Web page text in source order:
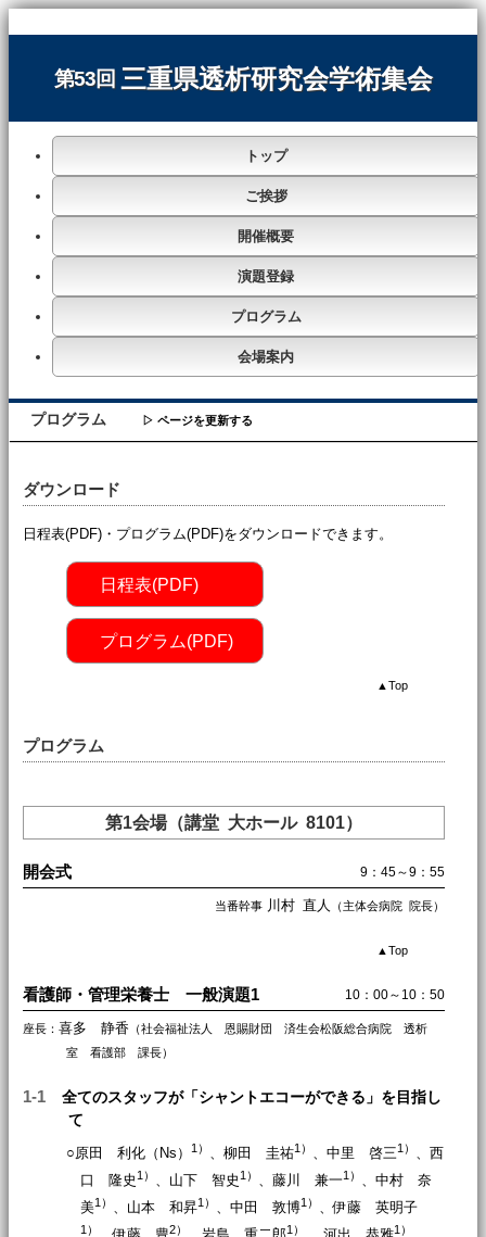
第53回 三重県透析研究会学術集会
トップ
ご挨拶
開催概要
演題登録
プログラム
会場案内
プログラム ▷ ページを更新する
ダウンロード
日程表(PDF)・プログラム(PDF)をダウンロードできます。
日程表(PDF)
プログラム(PDF)
▲Top
プログラム
第1会場（講堂 大ホール 8101）
開会式 9：45～9：55
当番幹事 川村 直人 （主体会病院 院長）
▲Top
看護師・管理栄養士 一般演題1 10：00～10：50
座長：喜多 静香
（社会福祉法人 恩賜財団 済生会松阪総合病院 透析
室 看護部 課長）
1-1
全てのスタッフが「シャントエコーができる」を目指し
て
○原田 利化（Ns）1） 、柳田 圭祐1） 、中里 啓三1） 、西
口 隆史1） 、山下 智史1） 、藤川 兼一1） 、中村 奈
美1） 、山本 和昇1） 、中田 敦博1） 、伊藤 英明子
1） 2） 1） 1）